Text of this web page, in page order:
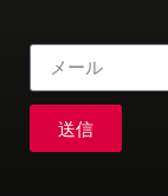
送信